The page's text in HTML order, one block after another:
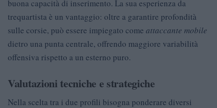
buona capacità di inserimento. La sua esperienza da
trequartista è un vantaggio: oltre a garantire profondità
sulle corsie, può essere impiegato come attaccante mobile
dietro una punta centrale, offrendo maggiore variabilità
offensiva rispetto a un esterno puro.
Valutazioni tecniche e strategiche
Nella scelta tra i due profili bisogna ponderare diversi